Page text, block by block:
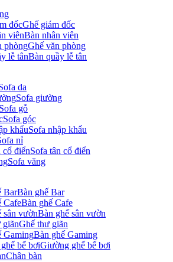
Ghế giám đốc
Bàn nhân viên
Ghế văn phòng
Bàn quầy lễ tân
da
Sofa giường
Sofa gỗ
Sofa góc
Sofa nhập khẩu
nỉ
Sofa tân cổ điển
Sofa văng
Bàn ghế Bar
Bàn ghế Cafe
Bàn ghế sân vườn
Ghế thư giãn
Bàn ghế Gaming
Giường ghế bể bơi
Chân bàn